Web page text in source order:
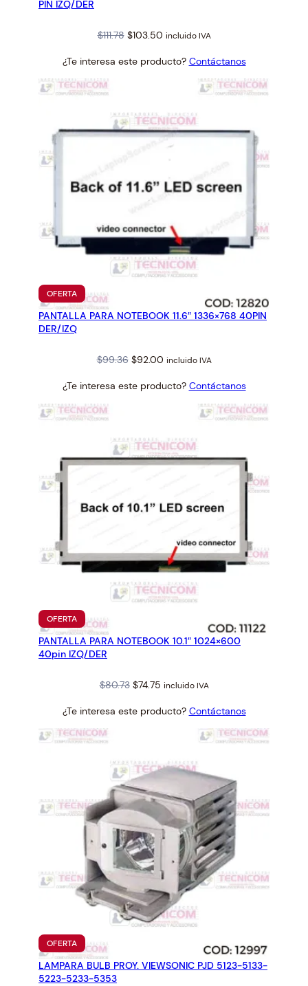
PIN IZQ/DER
$111.78 Original
was:
$103.50Current
is:
incluido IVA
¿Te interesa este producto? Contáctanos
OFERTAPRODUCTO
EN
OFERTA
PANTALLA PARA NOTEBOOK 11.6″ 1336×768 40PIN
DER/IZQ
$99.36 Original
was:
$92.00Current
is:
incluido IVA
¿Te interesa este producto? Contáctanos
OFERTAPRODUCTO
EN
OFERTA
PANTALLA PARA NOTEBOOK 10.1″ 1024×600
40pin IZQ/DER
$80.73 Original
was:
$74.75Current
is:
incluido IVA
¿Te interesa este producto? Contáctanos
OFERTAPRODUCTO
EN
OFERTA
LAMPARA BULB PROY. VIEWSONIC PJD 5123-5133-
5223-5233-5353